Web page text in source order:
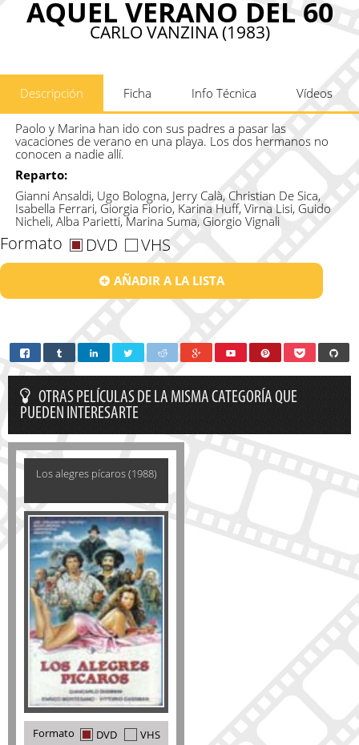
AQUEL VERANO DEL 60
CARLO VANZINA (1983)
Descripción Ficha Info Técnica Vídeos
Paolo y Marina han ido con sus padres a pasar las
vacaciones de verano en una playa. Los dos hermanos no
conocen a nadie allí.
Reparto:
Gianni Ansaldi, Ugo Bologna, Jerry Calà, Christian De Sica,
Isabella Ferrari, Giorgia Fiorio, Karina Huff, Virna Lisi, Guido
Nicheli, Alba Parietti, Marina Suma, Giorgio Vignali
Formato DVD VHS
AÑADIR A LA LISTA
OTRAS PELÍCULAS DE LA MISMA CATEGORÍA QUE
PUEDEN INTERESARTE
Los alegres pícaros (1988)
Formato DVD VHS